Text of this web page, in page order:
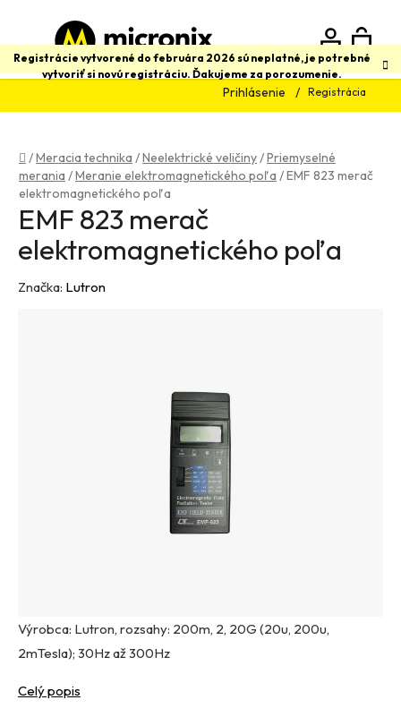
obsah
Registrácie vytvorené do februára 2026 sú neplatné, je potrebné
vytvoriť si novú registráciu. Ďakujeme za porozumenie.
Prihlásenie Registrácia
Hľadať
Domov
/Meracia technika /Neelektrické veličiny/Priemyselné
merania /Meranie elektromagnetického poľa /EMF 823 merač
elektromagnetického poľa
Výrobca: Lutron, rozsahy: 200m, 2, 20G (20u, 200u,
2mTesla); 30Hz až 300Hz
Celý popis
EMF 823 merač
elektromagnetického poľa
Značka: Lutron